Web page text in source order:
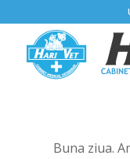
Buna ziua.